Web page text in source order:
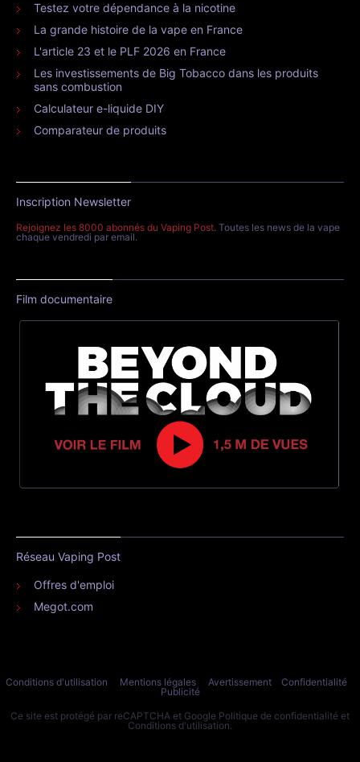
Testez votre dépendance à la nicotine
La grande histoire de la vape en France
L'article 23 et le PLF 2026 en France
Les investissements de Big Tobacco dans les produits
sans combustion
Calculateur e-liquide DIY
Comparateur de produits
Inscription Newsletter
Rejoignez les 8000 abonnés du Vaping Post. Toutes les news de la vape
chaque vendredi par email.
Film documentaire
Réseau Vaping Post
Offres d'emploi
Megot.com
Conditions d'utilisation Mentions légales Avertissement
Confidentialité
Publicité
Ce site est protégé par reCAPTCHA et Google Politique de confidentialité et
Conditions d'utilisation.